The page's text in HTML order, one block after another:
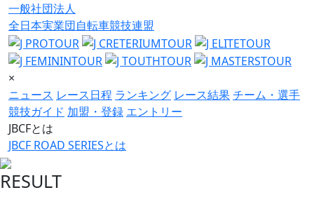
一般社団法人
全日本実業団自転車競技連盟
×
ニュース レース日程 ランキング レース結果チーム・選手
競技ガイド 加盟・登録 エントリー
JBCFとは
JBCF ROAD SERIESとは
RESULT